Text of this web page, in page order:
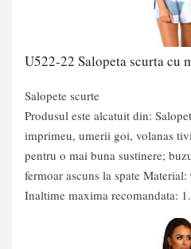
U522-22 Salopeta scurta cu
Salopete scurte
Produsul este alcatuit din:
imprimeu, umerii goi, volanas
pentru o mai buna sustinere;
fermoar ascuns la spate
Inaltime maxima recomandata: